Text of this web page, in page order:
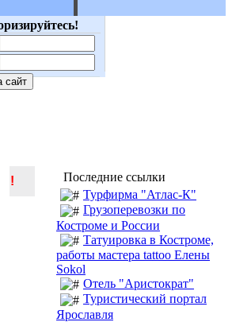
!
Последние ссылки
Турфирма "Атлас-К"
Грузоперевозки по
Костроме и России
Татуировка в Костроме,
работы мастера tattoo Елены
Sokol
Отель "Аристократ"
Туристический портал
Ярославля